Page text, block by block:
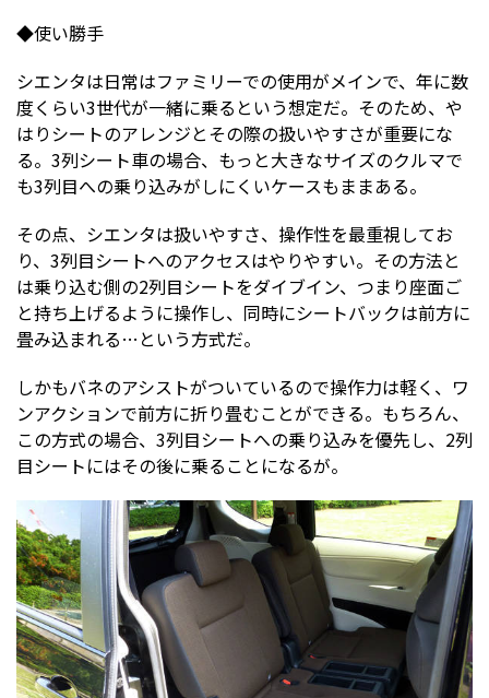
◆使い勝手
シエンタは日常はファミリーでの使用がメインで、年に数
度くらい3世代が一緒に乗るという想定だ。そのため、や
はりシートのアレンジとその際の扱いやすさが重要にな
る。3列シート車の場合、もっと大きなサイズのクルマで
も3列目への乗り込みがしにくいケースもままある。
その点、シエンタは扱いやすさ、操作性を最重視してお
り、3列目シートへのアクセスはやりやすい。その方法と
は乗り込む側の2列目シートをダイブイン、つまり座面ご
と持ち上げるように操作し、同時にシートバックは前方に
畳み込まれる…という方式だ。
しかもバネのアシストがついているので操作力は軽く、ワ
ンアクションで前方に折り畳むことができる。もちろん、
この方式の場合、3列目シートへの乗り込みを優先し、2列
目シートにはその後に乗ることになるが。